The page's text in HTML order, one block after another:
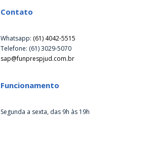
Contato
Whatsapp: (61) 4042-5515
Telefone: (61) 3029-5070
sap@funprespjud.com.br
Funcionamento
Segunda a sexta, das 9h às 19h